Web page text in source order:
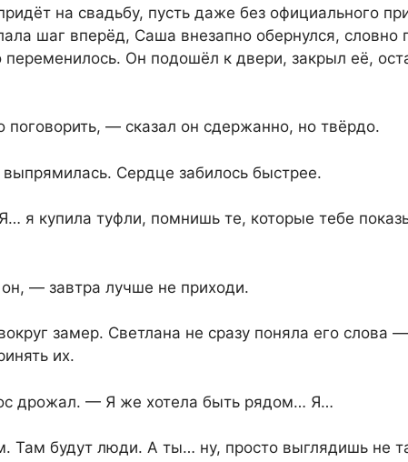
на свадьбу, пусть даже без официального
шаг вперёд, Саша внезапно обернулся, словно
переменилось. Он подошёл к двери, закрыл её,
— сказал он сдержанно, но твёрдо.
Сердце забилось быстрее.
я купила туфли, помнишь те, которые тебе
— завтра лучше не приходи.
замер. Светлана не сразу поняла его слова
их.
дрожал. — Я же хотела быть рядом… Я…
Там будут люди. А ты… ну, просто выглядишь не